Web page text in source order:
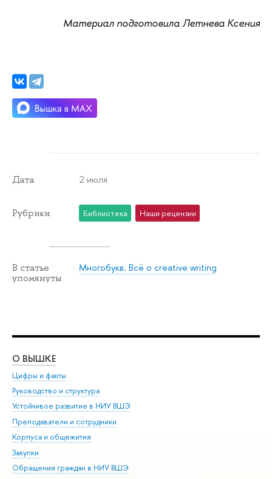
Материал подготовила Летнева Ксения
Дата 2 июля
Рубрики Библиотека Наши рецензии
В статье
упомянуты
Многобукв. Всё о creative writing
О ВЫШКЕ
Цифры и факты
Руководство и структура
Устойчивое развитие в НИУ ВШЭ
Преподаватели и сотрудники
Корпуса и общежития
Закупки
Обращения граждан в НИУ ВШЭ